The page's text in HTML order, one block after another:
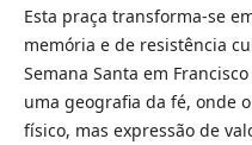
Esta praça transforma-se
memória e de resistência
Semana Santa em
uma geografia da fé, onde
físico, mas expressão de